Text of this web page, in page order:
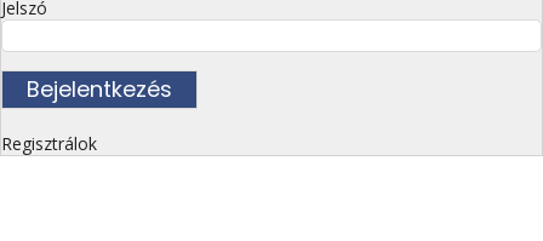
Jelszó
Regisztrálok